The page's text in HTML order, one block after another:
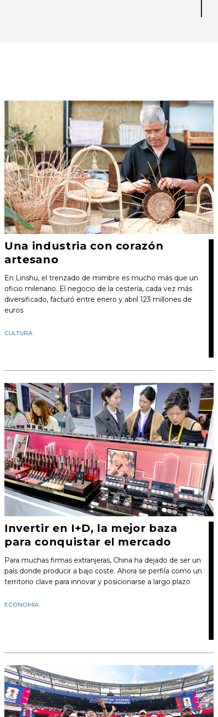
Una industria con corazón
artesano
En Linshu, el trenzado de mimbre es mucho más que un
oficio milenario. El negocio de la cestería, cada vez más
diversificado, facturó entre enero y abril 123 millones de
euros
CULTURA
Invertir en I+D, la mejor baza
para conquistar el mercado
Para muchas firmas extranjeras, China ha dejado de ser un
país donde producir a bajo coste. Ahora se perfila como un
territorio clave para innovar y posicionarse a largo plazo
ECONOMÍA